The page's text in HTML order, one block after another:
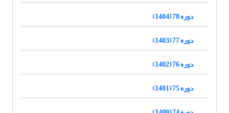
دوره 78 (1404)
دوره 77 (1403)
دوره 76 (1402)
دوره 75 (1401)